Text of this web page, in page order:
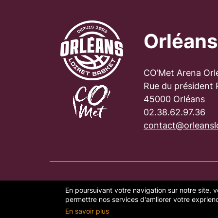
En poursuivant votre navigation sur notre site,
permettre nos services d'amliorer votre
En savoir plus
CO’Met Arena
Rue du président
45000 Orléans
02.38.62.97.36
PLAN DU SITE FAQ